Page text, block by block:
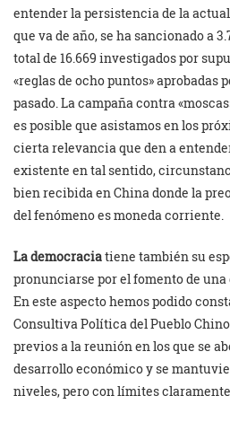
entender la persistencia de la
que va de año, se ha sancionado a
total de 16.669 investigados por
«reglas de ocho puntos» aprobadas
pasado. La campaña contra
es posible que asistamos en los
cierta relevancia que den a
existente en tal sentido,
bien recibida en China donde la
del fenómeno es moneda corriente.
La democraciatiene también su
pronunciarse por el fomento de
En este aspecto hemos podido
Consultiva Política del Pueblo
previos a la reunión en los que se
desarrollo económico y se
niveles, pero con límites